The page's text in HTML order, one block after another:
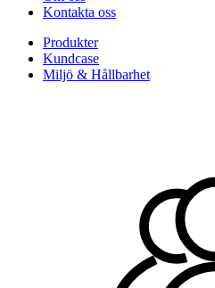
Kontakta oss
Produkter
Kundcase
Miljö & Hållbarhet